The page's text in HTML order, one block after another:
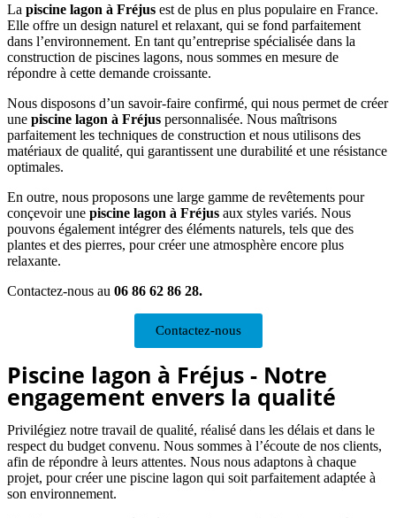
La piscine lagon à Fréjus est de plus en plus populaire en France.
Elle offre un design naturel et relaxant, qui se fond parfaitement
dans l’environnement. En tant qu’entreprise spécialisée dans la
construction de piscines lagons, nous sommes en mesure de
répondre à cette demande croissante.
Nous disposons d’un savoir-faire confirmé, qui nous permet de créer
une piscine lagon à Fréjus personnalisée. Nous maîtrisons
parfaitement les techniques de construction et nous utilisons des
matériaux de qualité, qui garantissent une durabilité et une résistance
optimales.
En outre, nous proposons une large gamme de revêtements pour
conçevoir une piscine lagon à Fréjus aux styles variés. Nous
pouvons également intégrer des éléments naturels, tels que des
plantes et des pierres, pour créer une atmosphère encore plus
relaxante.
Contactez-nous au 06 86 62 86 28.
Contactez-nous
Piscine lagon à Fréjus - Notre
engagement envers la qualité
Privilégiez notre travail de qualité, réalisé dans les délais et dans le
respect du budget convenu. Nous sommes à l’écoute de nos clients,
afin de répondre à leurs attentes. Nous nous adaptons à chaque
projet, pour créer une piscine lagon qui soit parfaitement adaptée à
son environnement.